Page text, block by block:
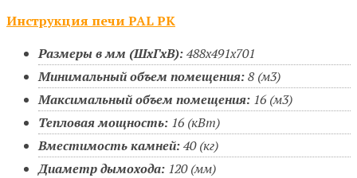
Инструкция печи PAL PK
Размеры в мм (ШхГхВ):488х491х701
Минимальный объем помещения:8 (м3)
Максимальный объем помещения: 16 (м3)
Тепловая мощность: 16 (кВт)
Вместимость камней:40 (кг)
Диаметр дымохода: 120 (мм)